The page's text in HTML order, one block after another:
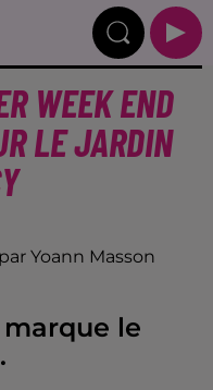
WEEK END
LE JARDIN
Yoann Masson
le